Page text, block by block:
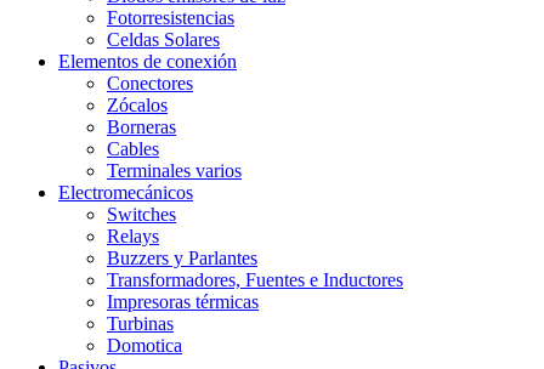
Fotorresistencias
Celdas Solares
Elementos de conexión
Conectores
Zócalos
Borneras
Cables
Terminales varios
Electromecánicos
Switches
Relays
Buzzers y Parlantes
Transformadores, Fuentes e Inductores
Impresoras térmicas
Turbinas
Domotica